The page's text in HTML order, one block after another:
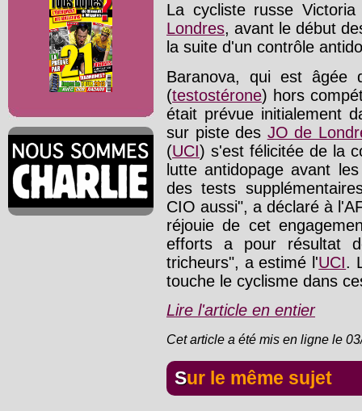
La cycliste russe
Londres, avant le début
la suite d'un contrôle
Baranova, qui est âgée
(testostérone) hors
était prévue initialement
sur piste des JO de
(UCI) s'est félicitée de la
lutte antidopage avant
des tests
CIO aussi", a déclaré à
réjouie de cet
efforts a pour résultat
tricheurs", a estimé l'UCI.
touche le cyclisme dans
Lire l'article en entier
Cet article a été mis en ligne le
Sur le même sujet